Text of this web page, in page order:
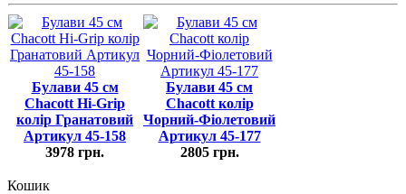
Булави 45 cм
Chacott Hi-Grip
колір Гранатовий
Артикул 45-158
3978 грн.
Булави 45 cм
Chacott колір
Чорний-Фіолетовий
Артикул 45-177
2805 грн.
Кошик